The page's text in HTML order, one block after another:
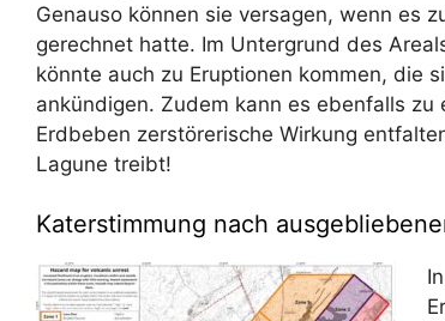
Genauso können sie versagen, wenn es
gerechnet hatte. Im Untergrund des
könnte auch zu Eruptionen kommen, die
ankündigen. Zudem kann es ebenfalls
Erdbeben zerstörerische Wirkung
Lagune treibt!
Katerstimmung nach